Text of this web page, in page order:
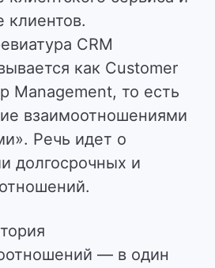
клиентов.
CRM
как Customer
Management, то есть
взаимоотношениями
Речь идет о
долгосрочных и
— в один